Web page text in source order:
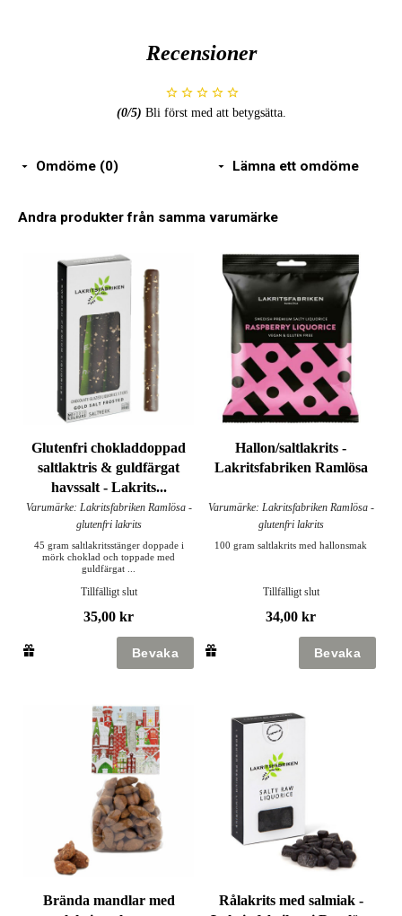
Recensioner
(0/5) Bli först med att betygsätta.
Omdöme (0) Lämna ett omdöme
Andra produkter från samma varumärke
Glutenfri chokladdoppad
saltlaktris & guldfärgat
havssalt - Lakrits...
Varumärke: Lakritsfabriken Ramlösa -
glutenfri lakrits
45 gram saltlakritsstänger doppade i
mörk choklad och toppade med
guldfärgat ...
Tillfälligt slut
35,00 kr
Hallon/saltlakrits -
Lakritsfabriken Ramlösa
Varumärke: Lakritsfabriken Ramlösa -
glutenfri lakrits
100 gram saltlakrits med hallonsmak
Tillfälligt slut
34,00 kr
Brända mandlar med
Rålakrits med salmiak -